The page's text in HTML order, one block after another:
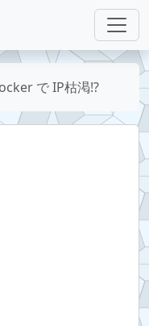
で IP枯渇!?